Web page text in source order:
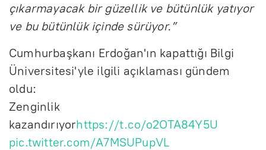
çıkarmayacak bir güzellik ve bütünlük yatıyor
ve bu bütünlük içinde sürüyor.”
Cumhurbaşkanı Erdoğan'ın kapattığı Bilgi
Üniversitesi'yle ilgili açıklaması gündem
oldu:
Zenginlik
kazandırıyorhttps://t.co/o2OTA84Y5U
pic.twitter.com/A7MSUPupVL